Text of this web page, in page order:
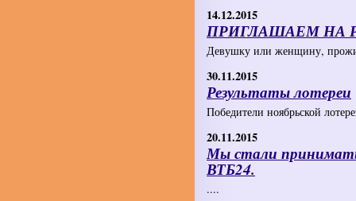
14.12.2015
ПРИГЛАШАЕМ НА
Девушку или женщину,
30.11.2015
Результаты лотереи
Победители ноябрьской
20.11.2015
Мы стали
ВТБ24.
....